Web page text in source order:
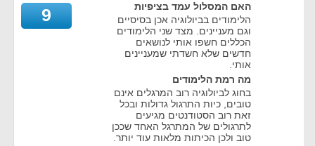
האם המסלול עמד בציפיות
הלימודים בביולוגיה אכן בסיסיים
וגם מעניינים. מצד שני הלימודים
הכללים חשפו אותי לנושאים
חדשים שלא חשדתי שמעניינים
אותי.
מה רמת הלימודים
בחוג לביולוגיה רוב המרגלים אינם
טובים, כיות התרגול גדולות ובכל
זאת רוב הסטודנטים מגיעים
לתרגולים של המתרגל האחד שככן
טוב ולכן הכיתות מלאות עוד יותר.
9